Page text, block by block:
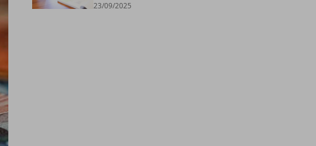
23/09/2025